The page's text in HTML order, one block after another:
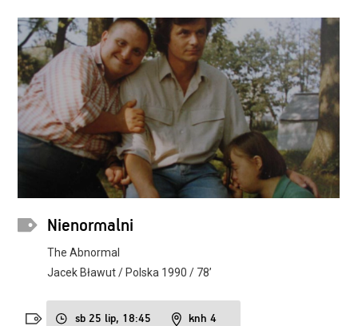
Nienormalni
The Abnormal
Jacek Bławut / Polska 1990 / 78’
sb 25 lip, 18:45 knh 4